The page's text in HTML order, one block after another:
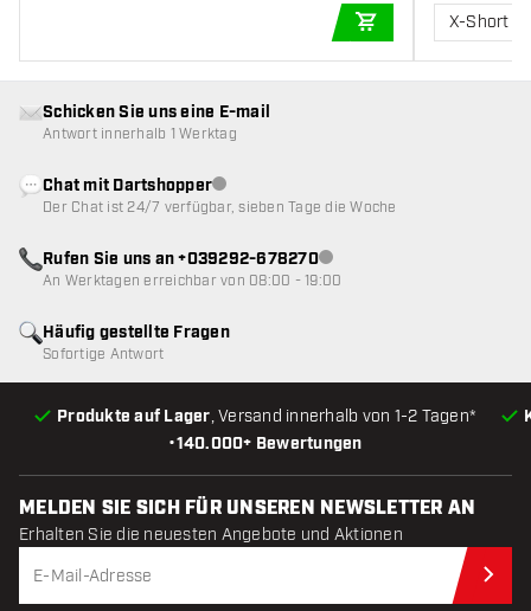
IN DEN
X-Short
•140.000+ Bewertungen
Produkte auf Lager, Versand innerhalb von 1-2 Tagen*
Häufig gestellte Fragen
Sofortige Antwort
Schicken Sie uns eine E-mail
Antwort innerhalb 1 Werktag
Chat mit DartshopperKundenservice nicht verfügbar
Der Chat ist 24/7 verfügbar, sieben Tage die Woche
Rufen Sie uns an +039292-678270Kundenservice nicht
An Werktagen erreichbar von 08:00 - 19:00
MELDEN SIE SICH FÜR UNSEREN NEWSLETTER AN
Erhalten Sie die neuesten Angebote und Aktionen